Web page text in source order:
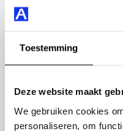
Toestemming
Deze website maakt
We gebruiken cookies
personaliseren, om
Hybrid+ ook bij ons
direct online.
inruilauto mee te sturen.
Kenteken huidige auto
Inruilvoorstel